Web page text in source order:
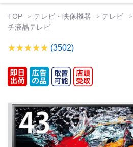
TOP テレビ・映像機器 テレビ
チ液晶テレビ
(3502)